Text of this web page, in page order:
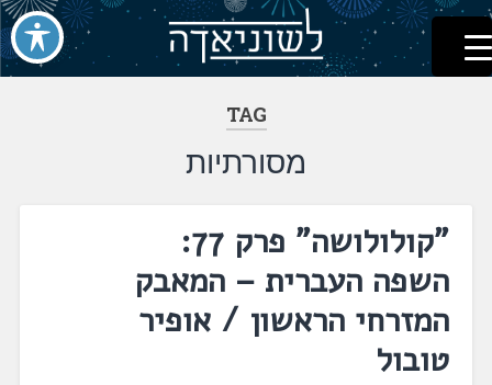
דלג
לתוכן
לשוניאדה
עברית. לשון. שפה
TAG
מסורתיות
"קולולושה" פרק 77:
השפה העברית – המאבק
המזרחי הראשון / אופיר
טובול